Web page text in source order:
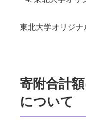
東北大学オリジ
寄附合計
について